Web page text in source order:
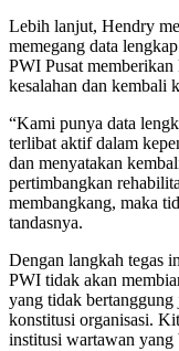
Lebih lanjut, Hendry
memegang data
PWI Pusat memberikan
kesalahan dan kembali
“Kami punya data
terlibat aktif dalam
dan menyatakan
pertimbangkan
membangkang, maka
tandasnya.
Dengan langkah tegas
PWI tidak akan
yang tidak
konstitusi organisasi.
institusi wartawan yang